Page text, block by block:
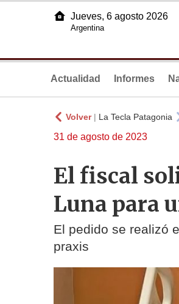
Jueves, 6 agosto 2026
Argentina
Actualidad Informes
Volver| La Tecla Patagonia
31 de agosto de 2023
El fiscal
Luna para
El pedido se realizó
praxis